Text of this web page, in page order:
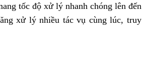
tốc độ xử lý nhanh chóng lên đến
xử lý nhiều tác vụ cùng lúc, truy